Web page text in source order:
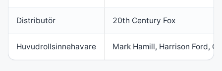
Distributör 20th Century Fox
Huvudrollsinnehavare Mark Hamill, Harrison Ford,